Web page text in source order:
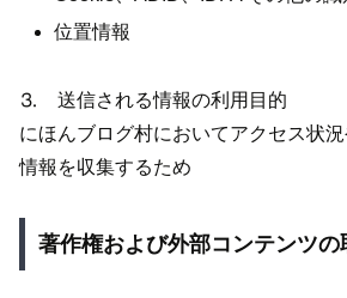
位置情報
⒊ 送信される情報の利用目的
にほんブログ村においてアクセス状
情報を収集するため
著作権および外部コンテンツの